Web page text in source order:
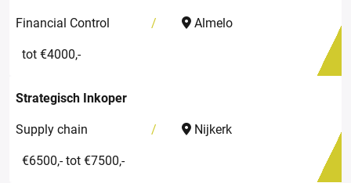
Financial Control
Almelo
tot €4000,-
Strategisch Inkoper
Supply chain
Nijkerk
€6500,- tot €7500,-